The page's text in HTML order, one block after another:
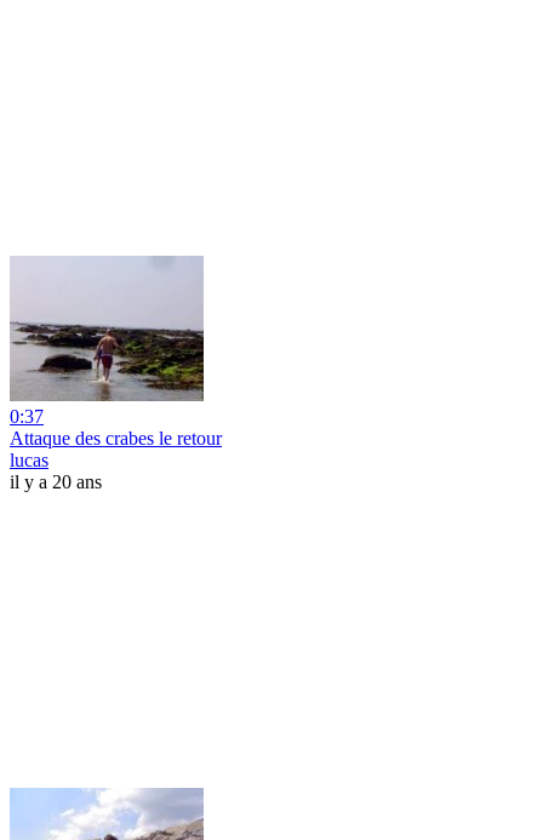
0:37
Attaque des crabes le retour
lucas
il y a 20 ans